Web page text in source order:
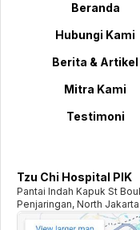
Beranda
Hubungi Kami
Berita & Artikel
Mitra Kami
Testimoni
Tzu Chi Hospital PIK
Pantai Indah Kapuk St
Penjaringan, North